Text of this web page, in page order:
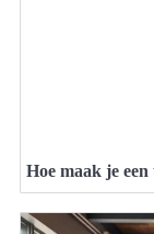
Hoe maak je